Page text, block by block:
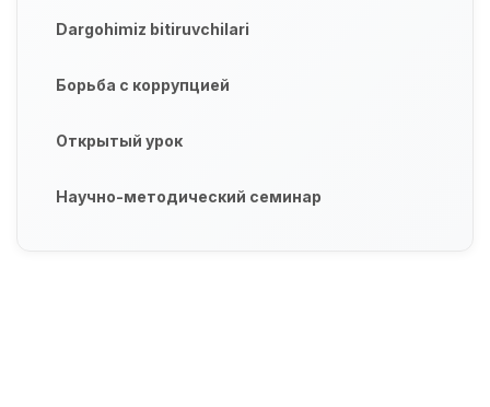
Dargohimiz bitiruvchilari
Борьба с коррупцией
Открытый урок
Научно-методический семинар